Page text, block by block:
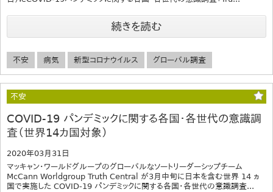
続きを読む
不安 病気 新型コロナウイルス グローバル調査
不安
COVID-19 パンデミックに関する各国・各世代の意識調
査（世界14カ国対象）
2020年03月31日
マッキャン・ワールドグループのグローバルなソートリーダーシップチーム
McCann Worldgroup Truth Central が3月中旬に日本を含む世界 14 ヵ
国で実施した COVID-19 パンデミックに関する各国・各世代の意識調査...